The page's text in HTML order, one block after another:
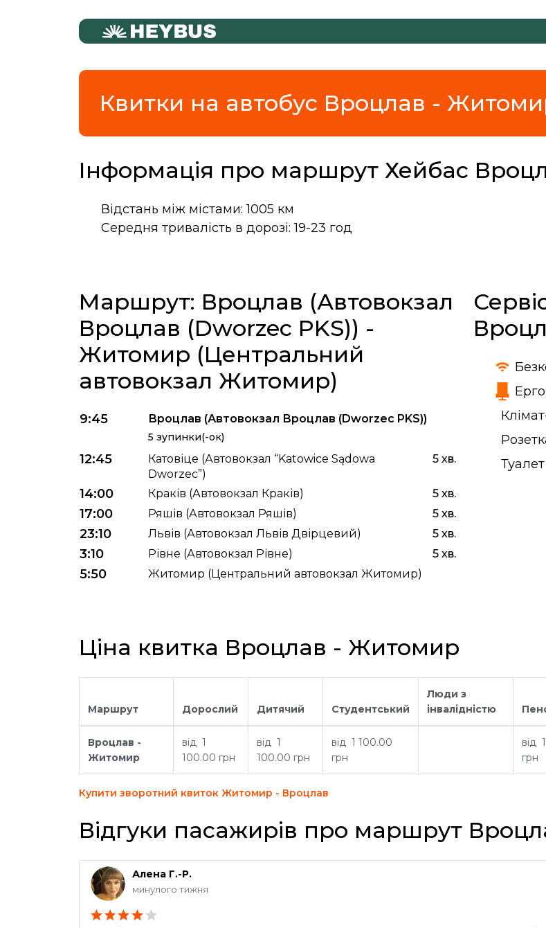
Квитки на автобус Вроцлав -
Інформація про маршрут Хейбас
Відстань між містами: 1005 км
Середня тривалість в дорозі: 19-23 год
Маршрут: Вроцлав (Автовокзал
Вроцлав (Dworzec PKS)) -
Житомир (Центральний
автовокзал Житомир)
9:45 Вроцлав (Автовокзал Вроцлав (Dworzec PKS))
5 зупинки(-ок)
12:45
Катовіце (Автовокзал “Katowice Sądowa
Dworzec”)
5 хв.
14:00 Краків (Автовокзал Краків) 5 хв.
17:00 Ряшів (Автовокзал Ряшів) 5 хв.
23:10 Львів (Автовокзал Львів Двірцевий) 5 хв.
3:10 Рівне (Автовокзал Рівне) 5 хв.
5:50 Житомир (Центральний автовокзал Житомир)
Туалет
Ціна квитка Вроцлав - Житомир
Маршрут Дорослий Дитячий Студентський
Люди з
інвалідністю
Вроцлав -
Житомир
від 1
100.00 грн
від 1
100.00 грн
від 1 100.00
грн
від
грн
Купити зворотний квиток Житомир - Вроцлав
Відгуки пасажирів про маршрут
Алена Г.-Р.
минулого тижня